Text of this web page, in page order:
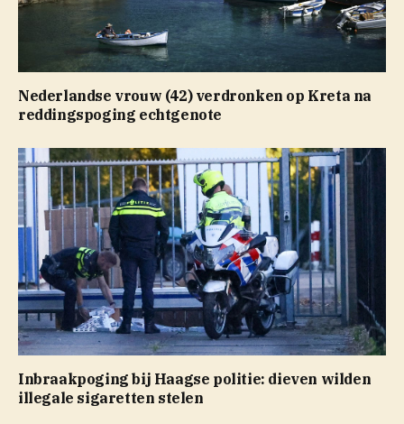
Nederlandse vrouw (42) verdronken op Kreta na
reddingspoging echtgenote
Inbraakpoging bij Haagse politie: dieven wilden
illegale sigaretten stelen